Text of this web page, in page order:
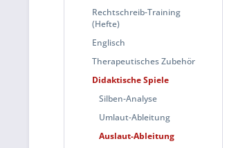
Rechtschreib-Training
(Hefte)
Englisch
Therapeutisches Zubehör
Didaktische Spiele
Silben-Analyse
Umlaut-Ableitung
Auslaut-Ableitung